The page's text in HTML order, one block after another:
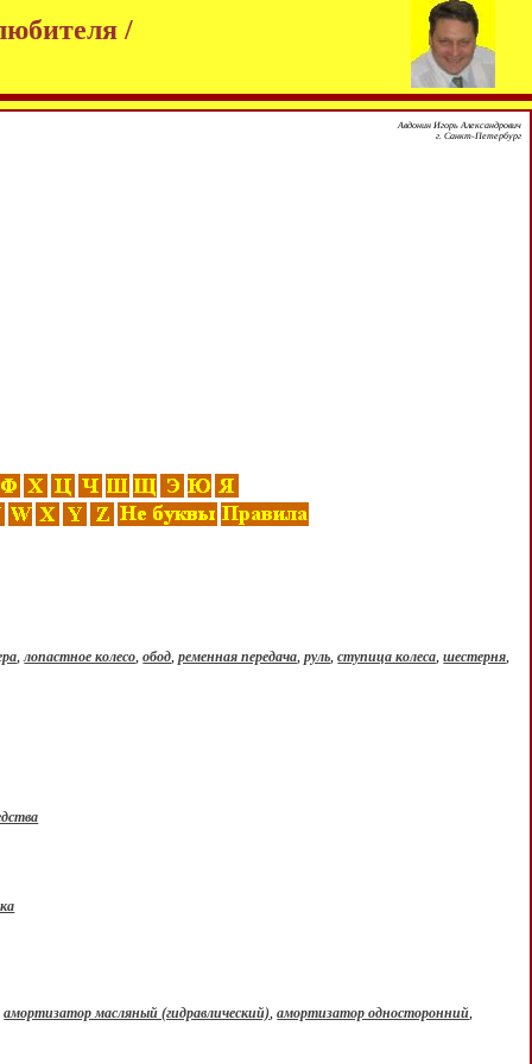
/
Авдонин Игорь Александрович
г. Санкт-Петербург
,лопастное колесо,обод,ременная передача,руль,ступица колеса,шестерня,
амортизатор масляный (гидравлический),амортизатор односторонний,